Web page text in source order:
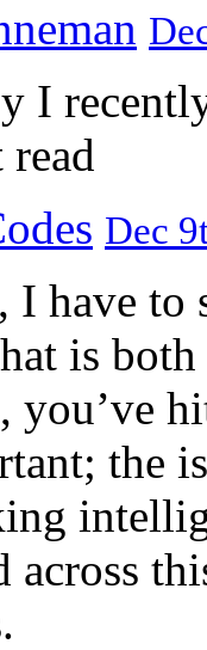
I
read
Dec
I have
is
you’ve
the
across